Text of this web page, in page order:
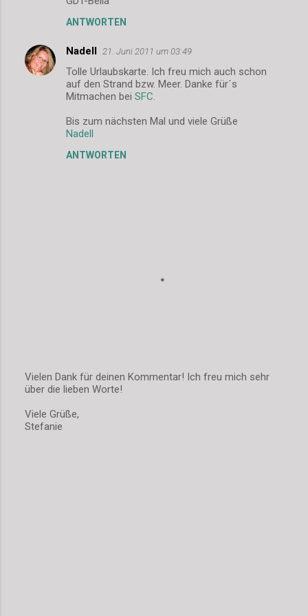
ANTWORTEN
Nadell 21. Juni 2011 um 03:49
Tolle Urlaubskarte. Ich freu mich auch schon
auf den Strand bzw. Meer. Danke für´s
Mitmachen bei SFC
Bis zum nächsten Mal und viele Grüße
Nadell
ANTWORTEN
K
m
m
Vielen Dank für deinen Kommentar! Ich freu mich sehr
über die lieben Worte!
Viele Grüße,
Stefanie